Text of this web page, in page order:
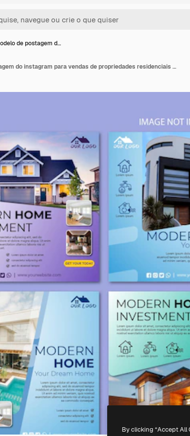
de postagem d…
Modelo de postagem do instagram para vendas de propriedades residenciais muito agradáveis
By clicking “Accept All